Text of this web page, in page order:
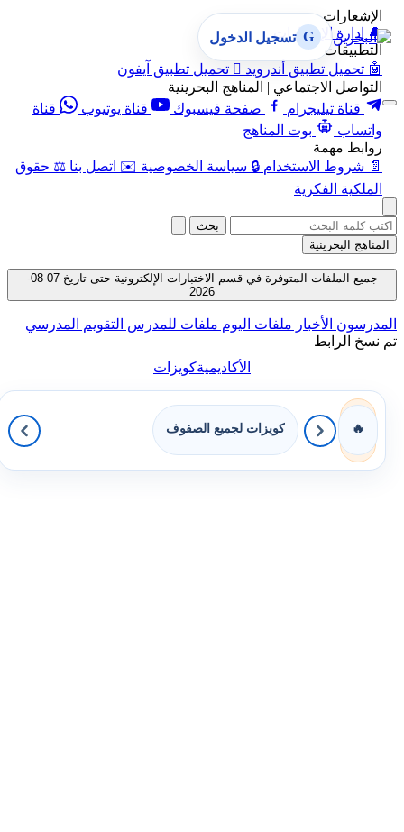
الإشعارات
🔔
إدارة الإشعارات
التطبيقات
🤖 تحميل تطبيق أندرويد  تحميل تطبيق آيفون
التواصل الاجتماعي | المناهج البحرينية
قناة تيليجرام
صفحة فيسبوك قناة يوتيوب
قناة
واتساب
بوت المناهج
روابط مهمة
📄 شروط الاستخدام 🔒 سياسة الخصوصية ✉️ اتصل بنا ⚖️ حقوق
الملكية الفكرية
G تسجيل الدخول
بحث
المناهج البحرينية
جميع الملفات المتوفرة في قسم الاختبارات الإلكترونية حتى تاريخ 07-08-
2026
المدرسون الأخبار ملفات اليوم ملفات للمدرس التقويم المدرسي
تم نسخ الرابط
الأكاديميةكويزات
🔥 كويزات لجميع الصفوف